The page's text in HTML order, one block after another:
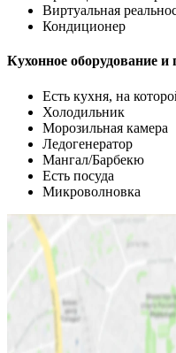
Виртуальная
Кондиционер
Кухонное оборудование и
Есть кухня, на
Холодильник
Морозильная камера
Ледогенератор
Мангал/Барбекю
Есть посуда
Микроволновка